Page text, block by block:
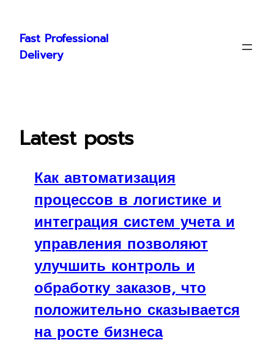
content
Fast Professional
Delivery
Latest posts
Как автоматизация
процессов в логистике и
интеграция систем учета и
управления позволяют
улучшить контроль и
обработку заказов, что
положительно сказывается
на росте бизнеса